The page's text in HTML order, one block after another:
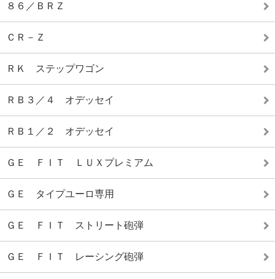
８６／ＢＲＺ
ＣＲ－Ｚ
ＲＫ ステップワゴン
ＲＢ３／４ オデッセイ
ＲＢ１／２ オデッセイ
ＧＥ ＦＩＴ ＬＵＸプレミアム
ＧＥ タイプユーロ専用
ＧＥ ＦＩＴ ストリート砲弾
ＧＥ ＦＩＴ レーシング砲弾